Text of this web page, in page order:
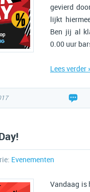
gevierd
lijkt
Ben jij al
0.00 uur
Lees verder
Evenementen
Vandaag is